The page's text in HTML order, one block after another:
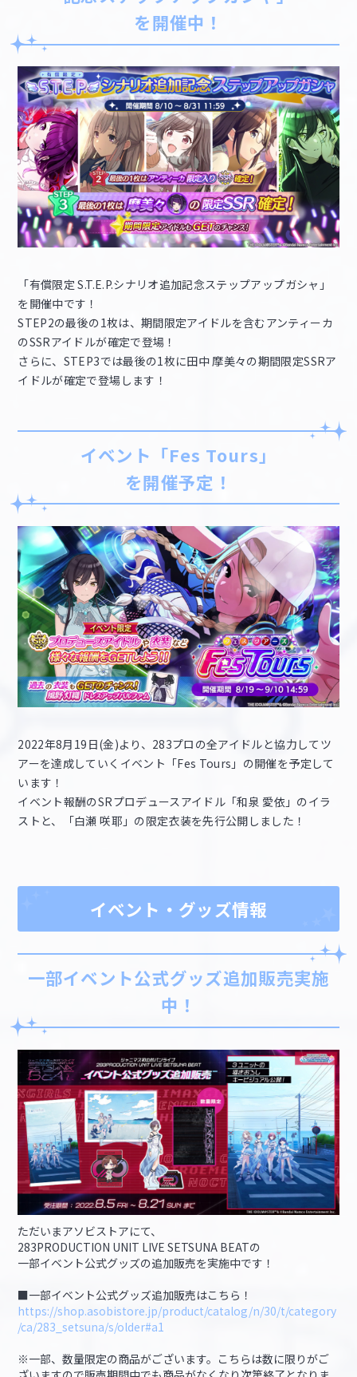
を開催中！
「有償限定 S.T.E.P.シナリオ追加記念ステップアップガシャ」
を開催中です！
STEP2の最後の1枚は、期間限定アイドルを含むアンティーカ
のSSRアイドルが確定で登場！
さらに、STEP3では最後の1枚に田中 摩美々の期間限定SSRア
イドルが確定で登場します！
イベント「Fes Tours」
を開催予定！
2022年8月19日(金)より、283プロの全アイドルと協力してツ
アーを達成していくイベント「Fes Tours」の開催を予定して
います！
イベント報酬のSRプロデュースアイドル「和泉 愛依」のイラ
ストと、「白瀬 咲耶」の限定衣装を先行公開しました！
イベント・グッズ情報
一部イベント公式グッズ追加販売実施
中！
ただいまアソビストアにて、
283PRODUCTION UNIT LIVE SETSUNA BEATの
一部イベント公式グッズの追加販売を実施中です！
■一部イベント公式グッズ追加販売はこちら！
https://shop.asobistore.jp/product/catalog/n/30/t/category
/ca/283_setsuna/s/older#a1
※一部、数量限定の商品がございます。こちらは数に限りがご